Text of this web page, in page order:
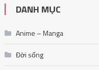
DANH MỤC
Anime – Manga
Đời sống